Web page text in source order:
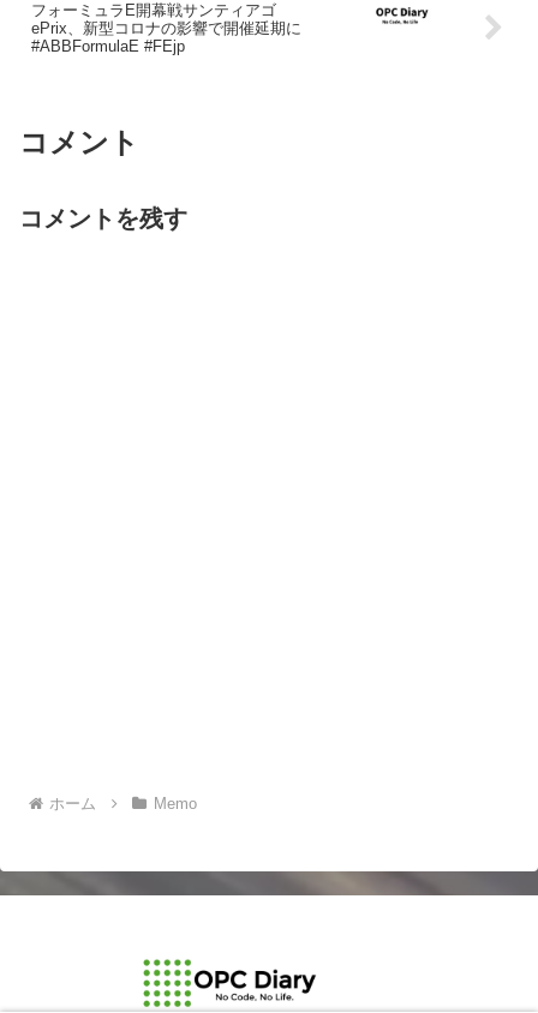
フォーミュラE開幕戦サンティアゴ
ePrix、新型コロナの影響で開催延期に
#ABBFormulaE #FEjp
コメント
コメントを残す
ホーム Memo